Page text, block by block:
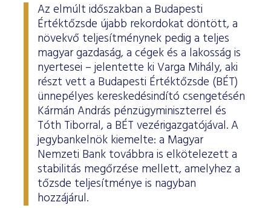
Az elmúlt időszakban a Budapesti
Értéktőzsde újabb rekordokat döntött, a
növekvő teljesítménynek pedig a teljes
magyar gazdaság, a cégek és a lakosság is
nyertesei – jelentette ki Varga Mihály, aki
részt vett a Budapesti Értéktőzsde (BÉT)
ünnepélyes kereskedésindító csengetésén
Kármán András pénzügyminiszterrel és
Tóth Tiborral, a BÉT vezérigazgatójával. A
jegybankelnök kiemelte: a Magyar
Nemzeti Bank továbbra is elkötelezett a
stabilitás megőrzése mellett, amelyhez a
tőzsde teljesítménye is nagyban
hozzájárul.